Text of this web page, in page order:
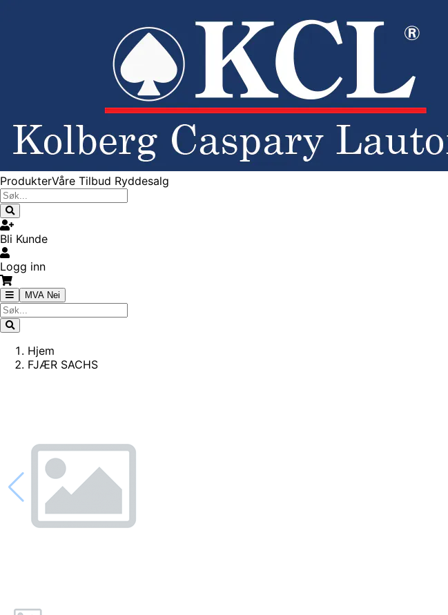
ProdukterVåre Tilbud Ryddesalg
Bli Kunde
Logg inn
MVA Nei
Hjem
FJÆR SACHS